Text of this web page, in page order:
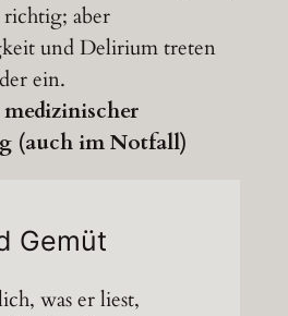
aber
und Delirium treten
ein.
(auch im Notfall)
Gemüt
was er liest,